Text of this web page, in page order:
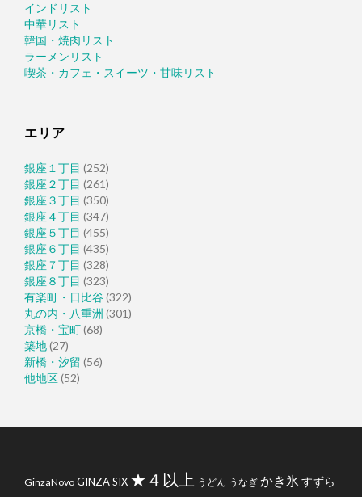
インドリスト
中華リスト
韓国・焼肉リスト
ラーメンリスト
喫茶・カフェ・スイーツ・甘味リスト
エリア
銀座１丁目 (252)
銀座２丁目 (261)
銀座３丁目 (350)
銀座４丁目 (347)
銀座５丁目 (455)
銀座６丁目 (435)
銀座７丁目 (328)
銀座８丁目 (323)
有楽町・日比谷(322)
丸の内・八重洲 (301)
京橋・宝町(68)
築地(27)
新橋・汐留 (56)
他地区(52)
GinzaNovo GINZA SIX ★４以上 うどん うなぎ かき氷 すずら